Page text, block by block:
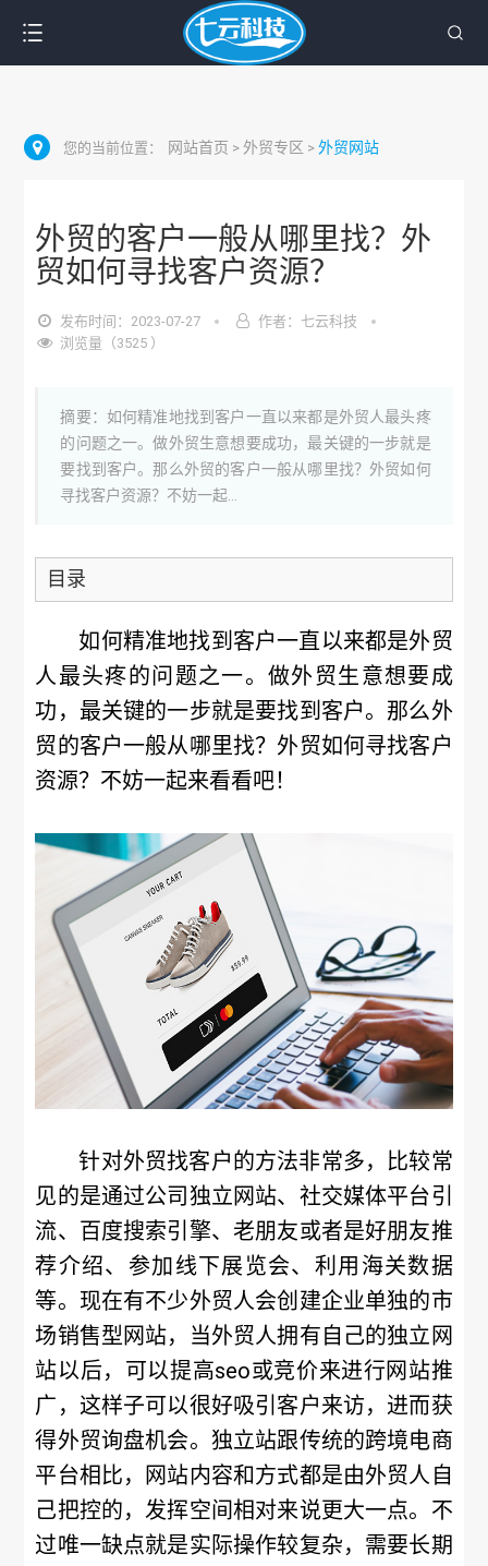
您的当前位置： 网站首页 > 外贸专区 >外贸网站
外贸的客户一般从哪里找？外
贸如何寻找客户资源？
发布时间：2023-07-27
作者：七云科技
浏览量（3525 ）
摘要：如何精准地找到客户一直以来都是外贸人最头疼
的问题之一。做外贸生意想要成功，最关键的一步就是
要找到客户。那么外贸的客户一般从哪里找？外贸如何
寻找客户资源？不妨一起...
目录
如何精准地找到客户一直以来都是外贸
人最头疼的问题之一。做外贸生意想要成
功，最关键的一步就是要找到客户。那么外
贸的客户一般从哪里找？外贸如何寻找客户
资源？不妨一起来看看吧！
针对外贸找客户的方法非常多，比较常
见的是通过公司独立网站、社交媒体平台引
流、百度搜索引擎、老朋友或者是好朋友推
荐介绍、参加线下展览会、利用海关数据
等。现在有不少外贸人会创建企业单独的市
场销售型网站，当外贸人拥有自己的独立网
站以后，可以提高seo或竞价来进行网站推
广，这样子可以很好吸引客户来访，进而获
得外贸询盘机会。独立站跟传统的跨境电商
平台相比，网站内容和方式都是由外贸人自
己把控的，发挥空间相对来说更大一点。不
过唯一缺点就是实际操作较复杂，需要长期